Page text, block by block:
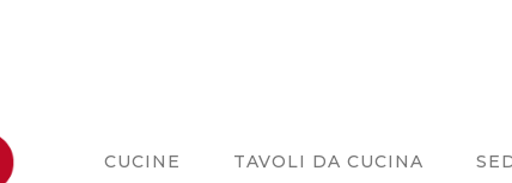
CUCINE TAVOLI DA CUCINA